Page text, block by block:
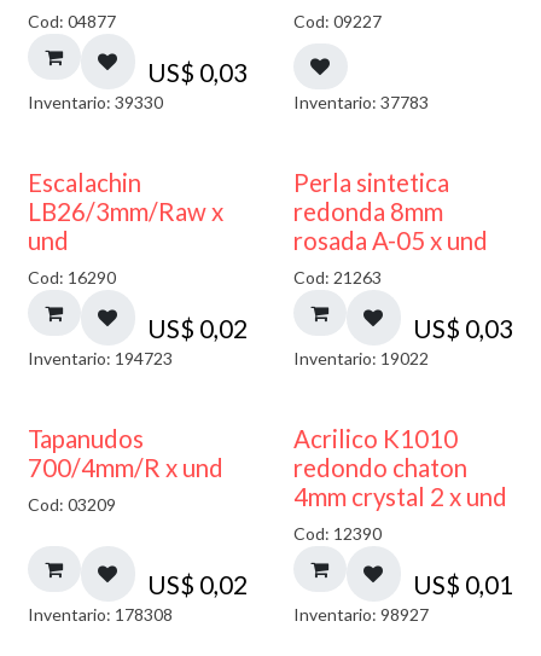
Cod: 04877
US$ 0,03
Inventario: 39330
Cod: 09227
Inventario: 37783
Escalachin
LB26/3mm/Raw x
und
Cod: 16290
US$ 0,02
Inventario: 194723
Perla sintetica
redonda 8mm
rosada A-05 x und
Cod: 21263
US$ 0,03
Inventario: 19022
Tapanudos
700/4mm/R x und
Cod: 03209
US$ 0,02
Inventario: 178308
50% DESCUENTO
Acrilico K1010
redondo chaton
4mm crystal 2 x und
Cod: 12390
US$ 0,01
Inventario: 98927